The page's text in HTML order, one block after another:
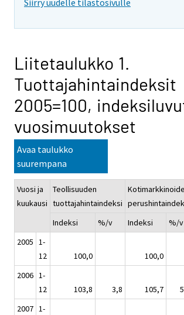
Siirry uudelle tilastosivulle
Liitetaulukko 1.
Tuottajahintaindeksit
2005=100,
vuosimuutokset
Avaa taulukko
suurempana
Vuosi ja
kuukausi
Teollisuuden
tuottajahintaindeksi
Indeksi %/v Indeksi %/v
2005 1-
12
100,0 100,0
2006 1-
12
103,8 3,8 105,7
2007 1-